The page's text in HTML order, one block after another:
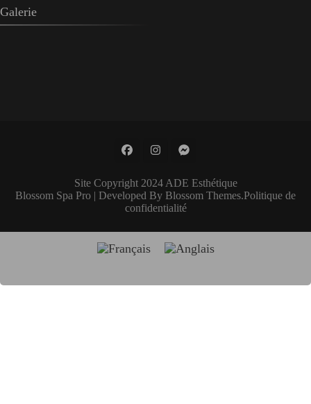
Galerie
Site Copyright 2024 ADE Esthétique
Blossom Spa Pro | Developed By Blossom Themes.Politique de
confidentialité